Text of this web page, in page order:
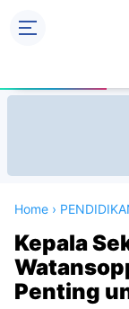
Home ›
Kepala
Penting